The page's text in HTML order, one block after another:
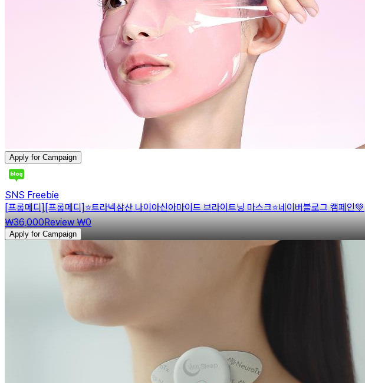
Apply for Campaign
SNS Freebie
[프롬메디][프롬메디]⭐트라넥삼산 나이아신아마이드 브라이트닝 마스크⭐네이버블로그 캠페인💚
￦36,000Review ￦0
Apply for Campaign